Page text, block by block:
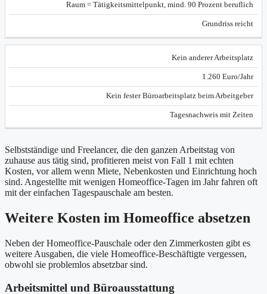
Raum = Tätigkeitsmittelpunkt, mind. 90 Prozent beruflich
Grundriss reicht
Kein anderer Arbeitsplatz
1.260 Euro/Jahr
Kein fester Büroarbeitsplatz beim Arbeitgeber
Tagesnachweis mit Zeiten
Selbstständige und Freelancer, die den ganzen Arbeitstag von
zuhause aus tätig sind, profitieren meist von Fall 1 mit echten
Kosten, vor allem wenn Miete, Nebenkosten und Einrichtung hoch
sind. Angestellte mit wenigen Homeoffice-Tagen im Jahr fahren oft
mit der einfachen Tagespauschale am besten.
Weitere Kosten im Homeoffice absetzen
Neben der Homeoffice-Pauschale oder den Zimmerkosten gibt es
weitere Ausgaben, die viele Homeoffice-Beschäftigte vergessen,
obwohl sie problemlos absetzbar sind.
Arbeitsmittel und Büroausstattung